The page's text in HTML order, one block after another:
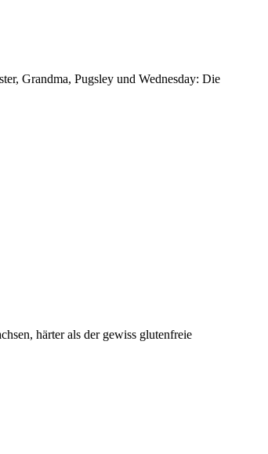
Grandma, Pugsley und Wednesday: Die
härter als der gewiss glutenfreie